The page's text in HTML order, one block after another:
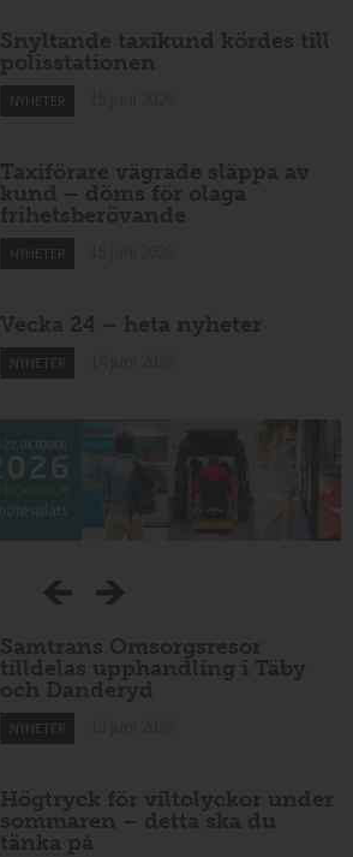
Snyltande taxikund kördes till
polisstationen
NYHETER
Taxiförare vägrade släppa av
kund – döms för olaga
frihetsberövande
NYHETER
Vecka 24 – heta nyheter
NYHETER
Samtrans Omsorgsresor
tilldelas upphandling i Täby
och Danderyd
NYHETER
Högtryck för viltolyckor under
sommaren – detta ska du
tänka på